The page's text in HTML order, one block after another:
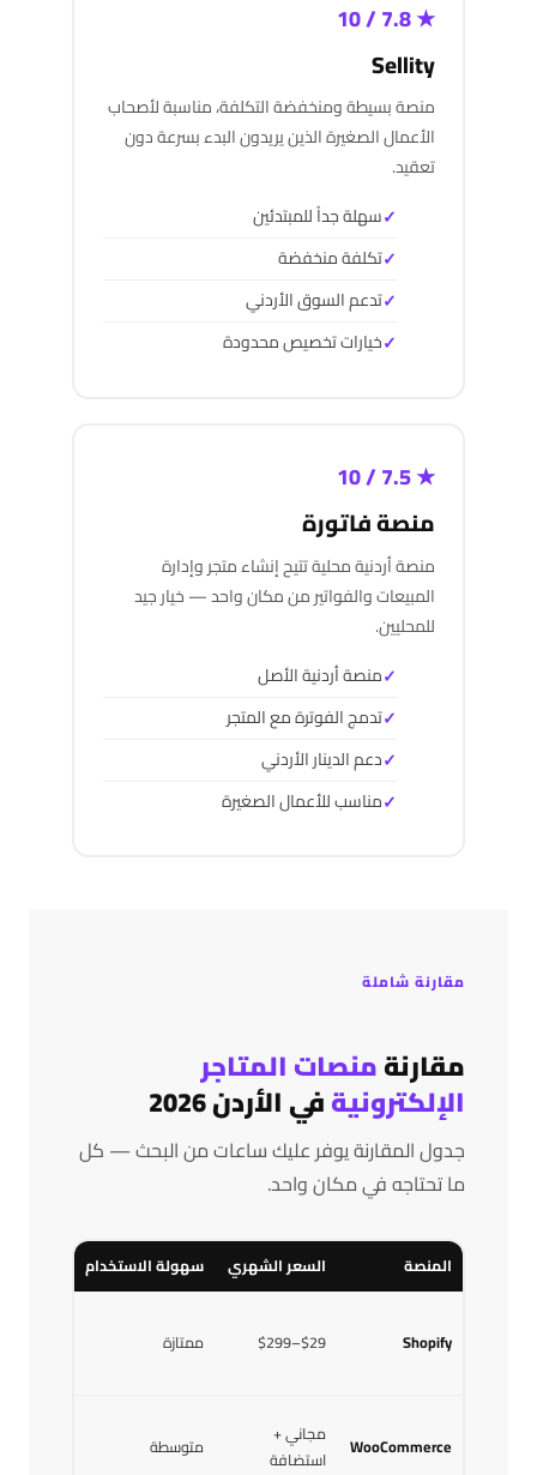
★ 7.8 / 10
Sellity
منصة بسيطة ومنخفضة التكلفة، مناسبة لأصحاب
الأعمال الصغيرة الذين يريدون البدء بسرعة دون
تعقيد.
سهلة جداً للمبتدئين
تكلفة منخفضة
تدعم السوق الأردني
خيارات تخصيص محدودة
★ 7.5 / 10
منصة فاتورة
منصة أردنية محلية تتيح إنشاء متجر وإدارة
المبيعات والفواتير من مكان واحد — خيار جيد
للمحليين.
منصة أردنية الأصل
تدمج الفوترة مع المتجر
دعم الدينار الأردني
مناسب للأعمال الصغيرة
مقارنة شاملة
مقارنةمنصات المتاجر
الإلكترونيةفي الأردن 2026
جدول المقارنة يوفر عليك ساعات من البحث — كل
ما تحتاجه في مكان واحد.
المنصة السعر الشهري سهولة الاستخدام
Shopify
$29–$299 ممتازة
WooCommerce
مجاني +
استضافة
متوسطة